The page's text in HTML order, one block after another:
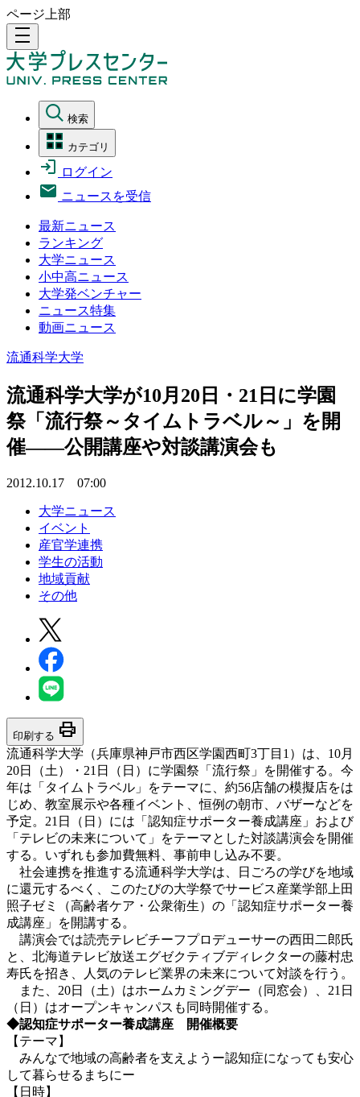
ページ上部
density_medium
検索
カテゴリ
ログイン
ニュースを受信
最新ニュース
ランキング
大学ニュース
小中高ニュース
大学発ベンチャー
ニュース特集
動画ニュース
流通科学大学
流通科学大学が10月20日・21日に学園
祭「流行祭～タイムトラベル～」を開
催――公開講座や対談講演会も
2012.10.17 07:00
大学ニュース
イベント
産官学連携
学生の活動
地域貢献
その他
印刷する print
流通科学大学（兵庫県神戸市西区学園西町3丁目1）は、10月
20日（土）・21日（日）に学園祭「流行祭」を開催する。今
年は「タイムトラベル」をテーマに、約56店舗の模擬店をは
じめ、教室展示や各種イベント、恒例の朝市、バザーなどを
予定。21日（日）には「認知症サポーター養成講座」および
「テレビの未来について」をテーマとした対談講演会を開催
する。いずれも参加費無料、事前申し込み不要。
社会連携を推進する流通科学大学は、日ごろの学びを地域
に還元するべく、このたびの大学祭でサービス産業学部上田
照子ゼミ（高齢者ケア・公衆衛生）の「認知症サポーター養
成講座」を開講する。
講演会では読売テレビチーフプロデューサーの西田二郎氏
と、北海道テレビ放送エグゼクティブディレクターの藤村忠
寿氏を招き、人気のテレビ業界の未来について対談を行う。
また、20日（土）はホームカミングデー（同窓会）、21日
（日）はオープンキャンパスも同時開催する。
◆認知症サポーター養成講座 開催概要
【テーマ】
みんなで地域の高齢者を支えようー認知症になっても安心
して暮らせるまちにー
【日時】